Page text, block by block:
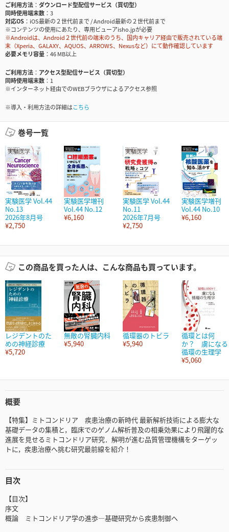
ご利用方法
ダウンロード型配信サービス（買切型）
同時使用端末数
3
対応OS
iOS最新の２世代前まで / Android最新の２世代前まで
※コンテンツの使用にあたり、専用ビューアisho.jpが必要
※Androidは、Android２世代前の端末のうち、国内キャリア経由で販売されている端
末（Xperia、GALAXY、AQUOS、ARROWS、Nexusなど）にて動作確認しています
必要メモリ容量
46 MB以上
ご利用方法
アクセス型配信サービス（買切型）
同時使用端末数
1
※インターネット経由でのWEBブラウザによるアクセス参照
※導入・利用方法の詳細はこちら
巻号一覧
実験医学 Vol.44
No.13
2026年8月号
¥2,750
実験医学増刊
Vol.44 No.12
¥6,160
実験医学 Vol.44
No.11
2026年7月号
¥2,750
実験医学増刊
Vol.44 No.10
¥6,160
この商品を買った人は、こんな商品も買っています。
レジデントのた
めの神経診療
¥5,720
無敵の腎臓内科
¥5,940
循環器のトビラ
¥5,940
循環とは何
か？ 虜になる
循環の生理学
¥5,060
概要
【特集】ミトコンドリア 疾患治療の新時代 最新解析技術による膨大な
基礎データの集積と，臨床でのゲノム解析普及の相乗効果により飛躍的な
進展を見せるミトコンドリア研究．解明が進む品質管理機構をターゲッ
トに，疾患治療へ挑む研究最前線を紹介！
目次
【目次】
序文
概論 ミトコンドリア学の進歩―基礎研究から疾患制御へ